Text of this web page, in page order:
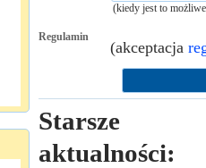
(kiedy jest to
Regulamin
(akceptacja
Starsze
aktualności: